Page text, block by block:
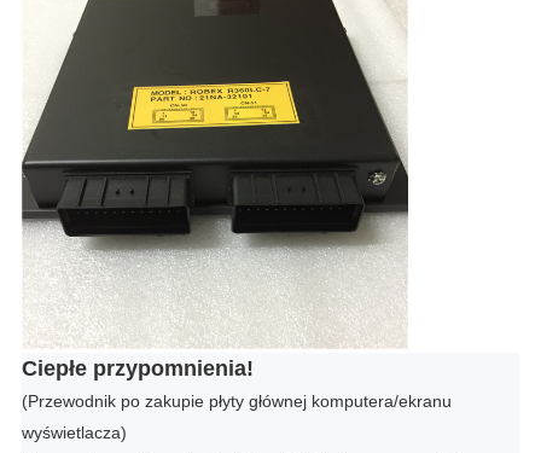
Ciepłe przypomnienia!
(Przewodnik po zakupie płyty głównej komputera/ekranu
wyświetlacza)